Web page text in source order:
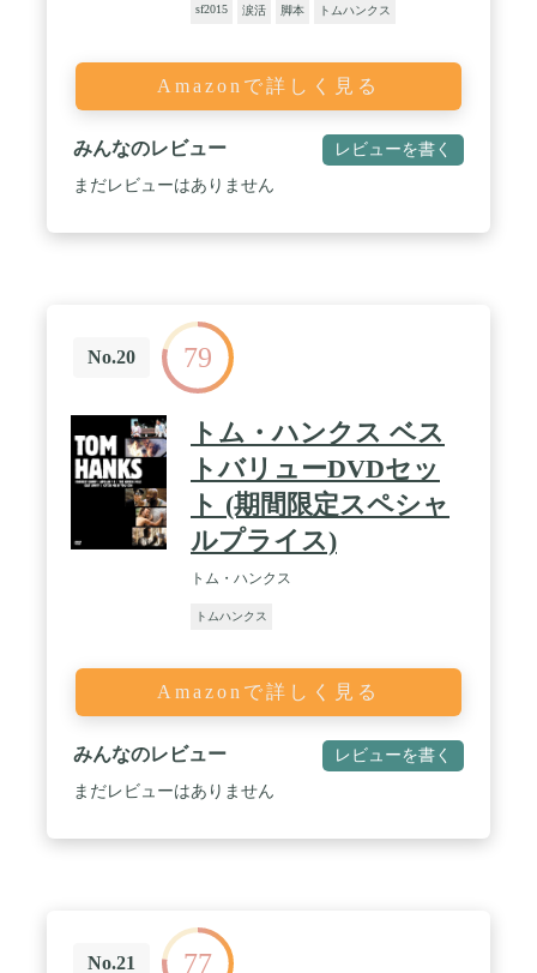
sf2015 涙活 脚本 トムハンクス
Amazonで詳しく見る
みんなのレビュー レビューを書く
まだレビューはありません
No.20 79
トム・ハンクス ベス
トバリューDVDセッ
ト (期間限定スペシャ
ルプライス)
トム・ハンクス
トムハンクス
Amazonで詳しく見る
みんなのレビュー レビューを書く
まだレビューはありません
No.21 77